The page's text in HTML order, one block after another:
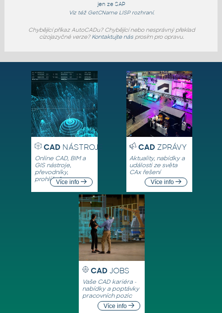
jen ze SAP
Viz též GetCNameLISP rozhraní.
Chybějící příkaz AutoCADu? Chybějící nebo nesprávný překlad
cizojazyčné verze? Kontaktujte násprosím pro opravu.
CADNÁSTROJE
Online CAD, BIM a
GIS nástroje,
převodníky,
prohlížečeVíce info
CADZPRÁVY
Aktuality, nabídky a
události ze světa
CAx řešení
Více info
CAD JOBS
Vaše CAD kariéra -
nabídky a poptávky
pracovních pozic
Více info